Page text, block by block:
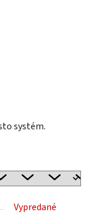
systém.
Vypredané